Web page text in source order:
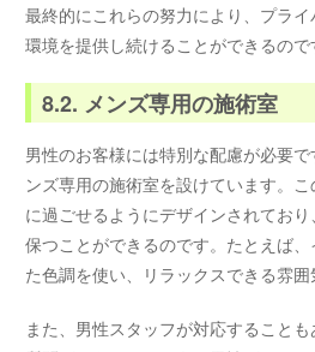
最終的にこれらの努力により、プラ
環境を提供し続けることができるので
8.2. メンズ専用の施術室
男性のお客様には特別な配慮が必要
ンズ専用の施術室を設けています。
に過ごせるようにデザインされてお
保つことができるのです。たとえば
た色調を使い、リラックスできる雰囲
また、男性スタッフが対応すること